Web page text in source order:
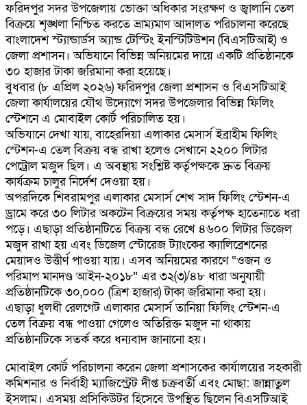
ফরিদপুর সদর উপজেলায় ভোক্তা অধিকার সংরক্ষণ ও জ্বালানি তেল
বিক্রয়ে শৃঙ্খলা নিশ্চিত করতে ভ্রাম্যমাণ আদালত পরিচালনা করেছে
বাংলাদেশ স্ট্যান্ডার্ডস অ্যান্ড টেস্টিং ইনস্টিটিউশন (বিএসটিআই) ও
জেলা প্রশাসন। অভিযানে বিভিন্ন অনিয়মের দায়ে একটি প্রতিষ্ঠানকে
৩০ হাজার টাকা জরিমানা করা হয়েছে।
বুধবার (৮ এপ্রিল ২০২৬) ফরিদপুর জেলা প্রশাসন ও বিএসটিআই
জেলা কার্যালয়ের যৌথ উদ্যোগে সদর উপজেলার বিভিন্ন ফিলিং
স্টেশনে এ মোবাইল কোর্ট পরিচালিত হয়।
অভিযানে দেখা যায়, বাহেরদিয়া এলাকার মেসার্স ইব্রাহীম ফিলিং
স্টেশন-এ তেল বিক্রয় বন্ধ রাখা হলেও সেখানে ২২০০ লিটার
পেট্রোল মজুদ ছিল। এ অবস্থায় সংশ্লিষ্ট কর্তৃপক্ষকে দ্রুত বিক্রয়
কার্যক্রম চালুর নির্দেশ দেওয়া হয়।
অপরদিকে শিবরামপুর এলাকার মেসার্স শেখ সাদ ফিলিং স্টেশন-এ
ড্রামে করে ৩০ লিটার অকটেন বিক্রয়ের সময় কর্তৃপক্ষ হাতেনাতে ধরা
পড়ে। এছাড়া প্রতিষ্ঠানটিতে বিক্রয় বন্ধ রেখে ৪৬০০ লিটার ডিজেল
মজুদ রাখা হয় এবং ডিজেল স্টোরেজ ট্যাংকের ক্যালিব্রেশনের
মেয়াদও উত্তীর্ণ পাওয়া যায়। এসব অনিয়মের কারণে “ওজন ও
পরিমাপ মানদণ্ড আইন-২০১৮” এর ৩২(৩)/৪৮ ধারা অনুযায়ী
প্রতিষ্ঠানটিকে ৩০,০০০ (ত্রিশ হাজার) টাকা জরিমানা করা হয়।
এছাড়া ধুলধী রেলগেট এলাকার মেসার্স তানিয়া ফিলিং স্টেশন-এ
তেল বিক্রয় বন্ধ পাওয়া গেলেও অতিরিক্ত মজুদ না থাকায়
প্রতিষ্ঠানটিকে সতর্ক করে ধন্যবাদ জানানো হয়।
মোবাইল কোর্ট পরিচালনা করেন জেলা প্রশাসকের কার্যালয়ের সহকারী
কমিশনার ও নির্বাহী ম্যাজিস্ট্রেট দীপ্ত চক্রবর্তী এবং মোছা: জান্নাতুল
ইসলাম। এসময় প্রসিকিউটর হিসেবে উপস্থিত ছিলেন বিএসটিআই